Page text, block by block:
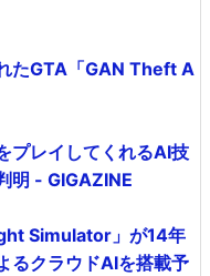
たGTA「GAN Theft A
プレイしてくれるAI技
明 - GIGAZINE
Simulator」が14年
クラウドAIを搭載予